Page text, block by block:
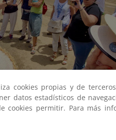
cookies propias y de
datos estadísticos de
cookies permitir. Para más